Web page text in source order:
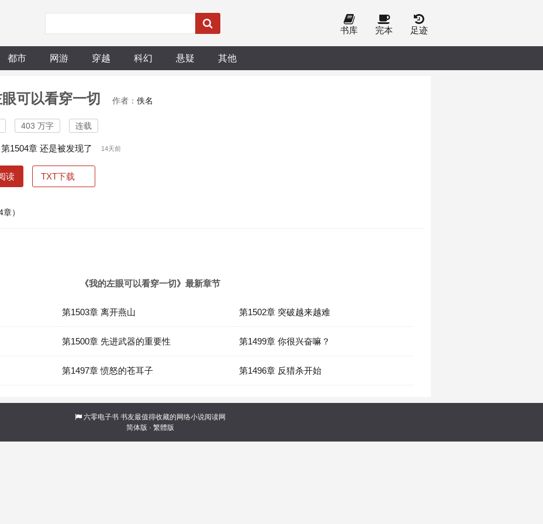
书库 完本 足迹
都市 网游 穿越 科幻 悬疑 其他
可以看穿一切 作者： 佚名
403 万字 连载
第1504章 还是被发现了 14天前
读 TXT下载
章）
《我的左眼可以看穿一切》最新章节
第1503章 离开燕山 第1502章 突破越来越难
第1500章 先进武器的重要性 第1499章 你很兴奋嘛？
第1497章 愤怒的苍耳子 第1496章 反猎杀开始
六零电子书 书友最值得收藏的网络小说阅读网
简体版 · 繁體版